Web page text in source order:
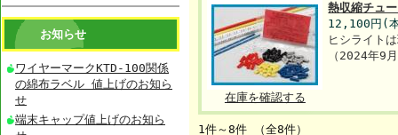
お知らせ
ワイヤーマークKTD-100関係
の綿布ラベル 値上げのお知ら
せ
端末キャップ値上げのお知ら
在庫を確認する
熱収縮チュ
12,100円(
ヒシライト
（2024年9
1件～8件 （全8件）